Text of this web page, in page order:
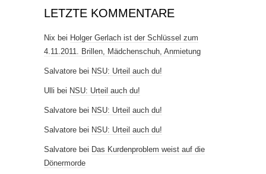
LETZTE KOMMENTARE
Nix bei Holger Gerlach ist der Schlüssel zum
4.11.2011. Brillen, Mädchenschuh, Anmietung
Salvatore bei NSU: Urteil auch du!
Ulli bei NSU: Urteil auch du!
Salvatore bei NSU: Urteil auch du!
Salvatore bei NSU: Urteil auch du!
Salvatore bei Das Kurdenproblem weist auf die
Dönermorde